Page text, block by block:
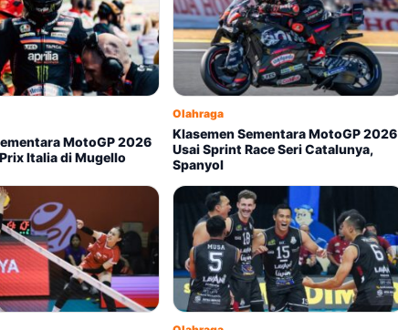
MotoGP 2026
Italia di Mugello
Olahraga
Klasemen Sementara MotoGP 2026
Usai Sprint Race Seri Catalunya,
Spanyol